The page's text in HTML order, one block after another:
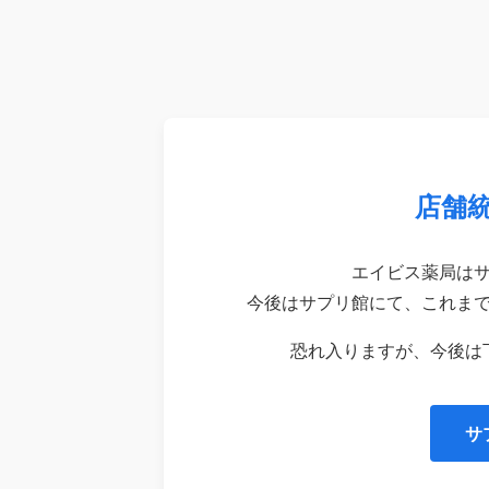
店舗
エイビス薬局は
今後はサプリ館にて、これま
恐れ入りますが、今後
サ